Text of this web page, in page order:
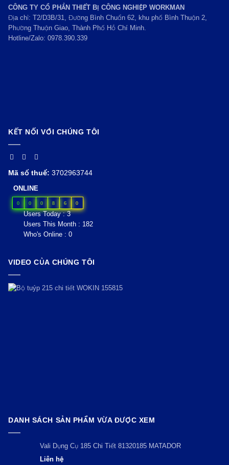
CÔNG TY CỔ PHẦN THIẾT BỊ CÔNG NGHIỆP WORKMAN
Địa chỉ: T2/D3B/31, Đường Bình Chuẩn 62, khu phố Bình Thuận 2,
Phường Thuận Giao, Thành Phố Hồ Chí Minh.
Hotline/Zalo: 0978.390.339
KẾT NỐI VỚI CHÚNG TÔI
Mã số thuế: 3702963744
ONLINE
0 0 0 8 6 0
Users Today : 3
Users This Month : 182
Who's Online : 0
VIDEO CỦA CHÚNG TÔI
DANH SÁCH SẢN PHẨM VỪA ĐƯỢC XEM
Vali Dụng Cụ 185 Chi Tiết 81320185 MATADOR
Liên hệ